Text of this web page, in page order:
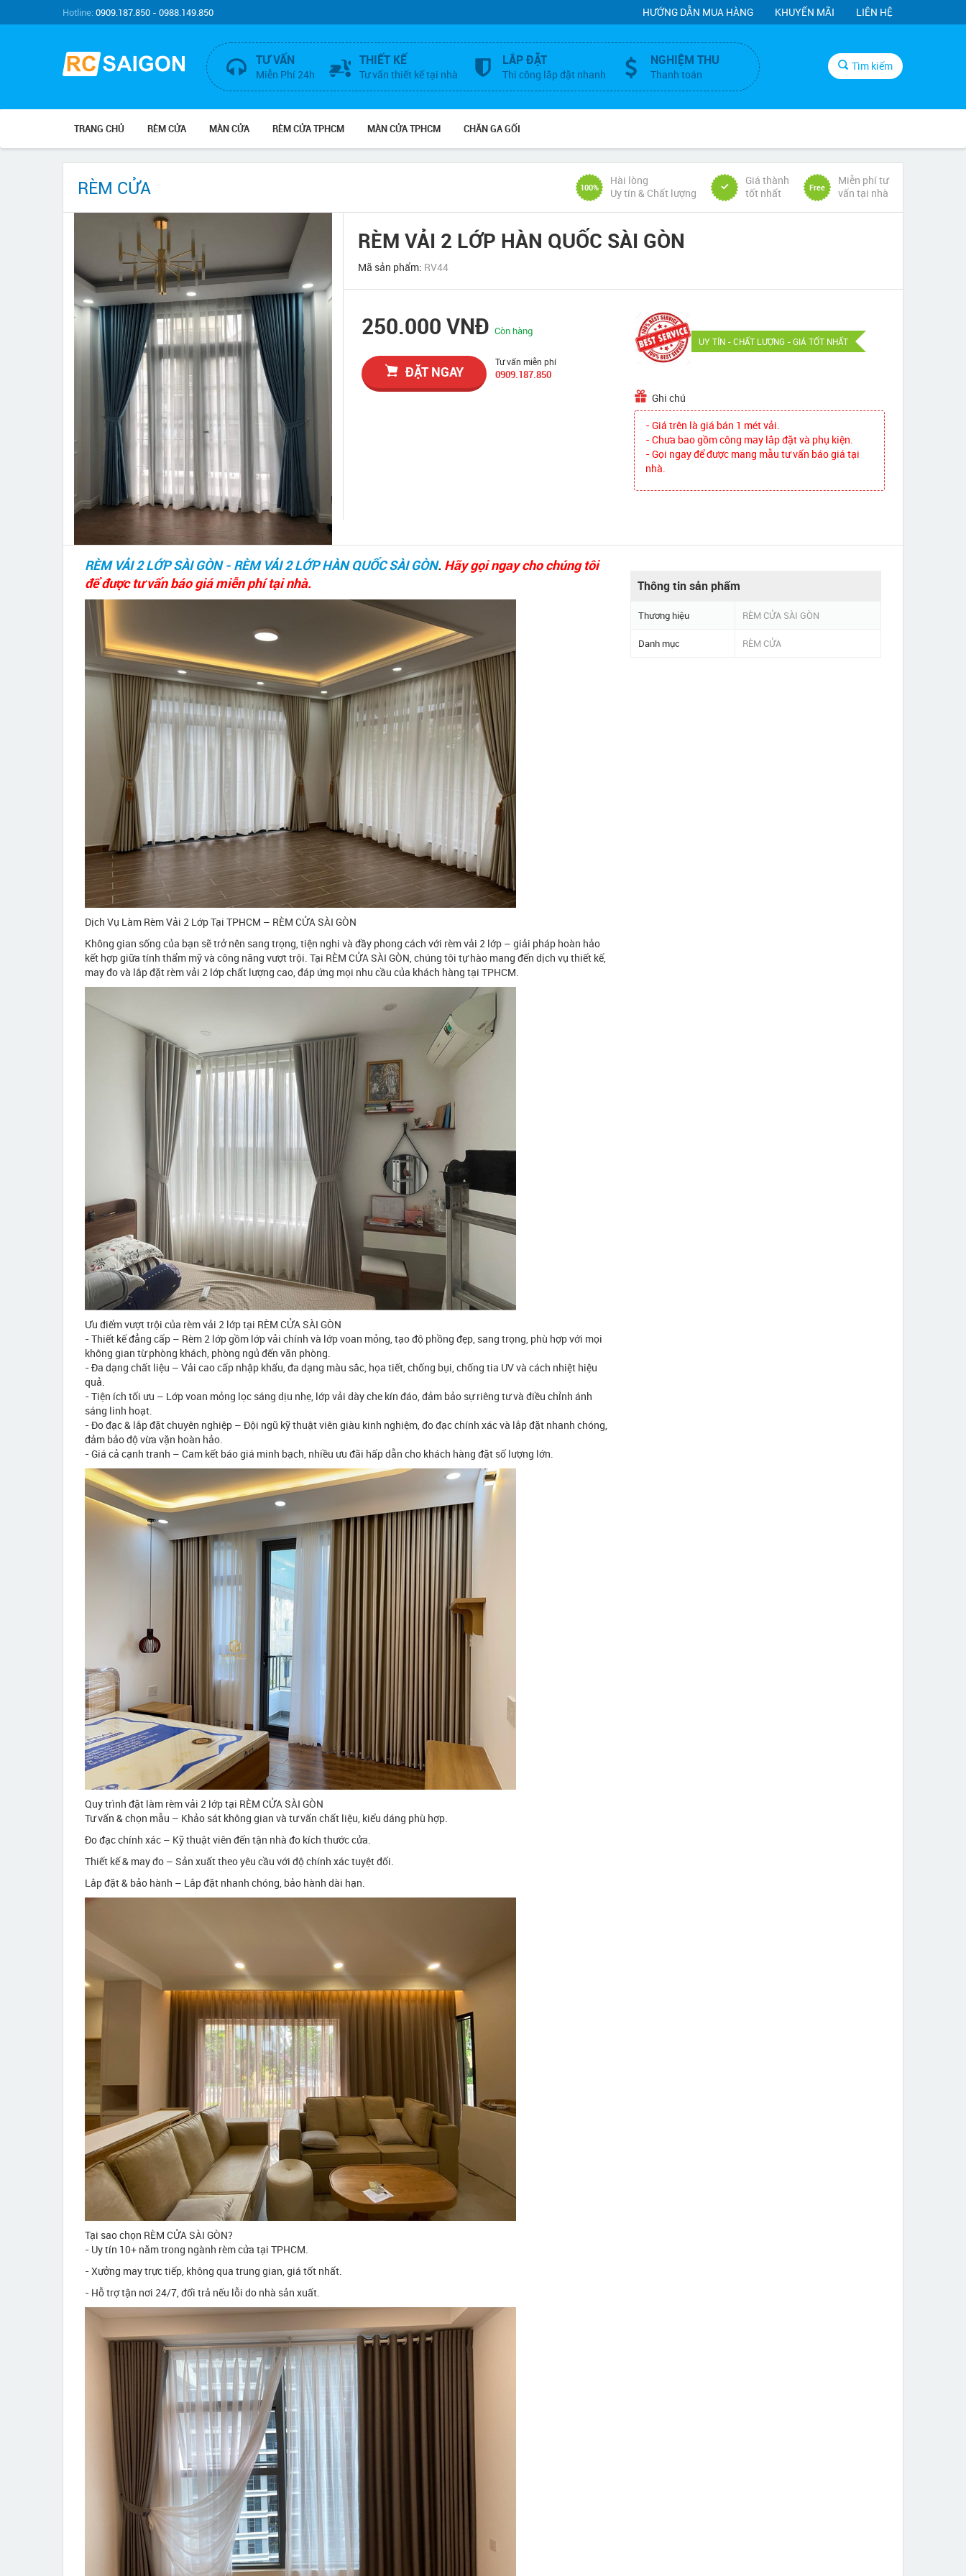
Hotline:0909.187.850 - 0988.149.850 HƯỚNG DẪN MUA HÀNG KHUYẾN MÃI LIÊN HỆ
TƯ VẤN
Miễn Phí 24h
THIẾT KẾ
Tư vấn thiết kế tại nhà
LẮP ĐẶT
Thi công lắp đặt nhanh
NGHIỆM THU
Thanh toán
Tìm kiếm
TRANG CHỦ RÈM CỬA MÀN CỬA RÈM CỬA TPHCM MÀN CỬA TPHCM CHĂN GA GỐI
RÈM CỬA 100%
Hài lòng
Uy tín & Chất lượng
Giá thành
tốt nhất
Free
Miễn phí tư
vấn tại nhà
RÈM VẢI 2 LỚP HÀN QUỐC SÀI GÒN
Mã sản phẩm: RV44
250.000 VNĐCòn hàng
ĐẶT NGAY
Tư vấn miễn phí
0909.187.850
UY TÍN - CHẤT LƯỢNG - GIÁ TỐT NHẤT
Ghi chú
- Giá trên là giá bán 1 mét vải.
- Chưa bao gồm công may lắp đặt và phụ kiện.
- Gọi ngay để được mang mẫu tư vấn báo giá tại
nhà.
RÈM VẢI 2 LỚP SÀI GÒN - RÈM VẢI 2 LỚP HÀN QUỐC SÀI GÒN. Hãy gọi ngay cho chúng tôi
để được tư vấn báo giá miễn phí tại nhà.
Dịch Vụ Làm Rèm Vải 2 Lớp Tại TPHCM – RÈM CỬA SÀI GÒN
Không gian sống của bạn sẽ trở nên sang trọng, tiện nghi và đầy phong cách với rèm vải 2 lớp – giải pháp hoàn hảo
kết hợp giữa tính thẩm mỹ và công năng vượt trội. Tại RÈM CỬA SÀI GÒN, chúng tôi tự hào mang đến dịch vụ thiết kế,
may đo và lắp đặt rèm vải 2 lớp chất lượng cao, đáp ứng mọi nhu cầu của khách hàng tại TPHCM.
Ưu điểm vượt trội của rèm vải 2 lớp tại RÈM CỬA SÀI GÒN
- Thiết kế đẳng cấp – Rèm 2 lớp gồm lớp vải chính và lớp voan mỏng, tạo độ phồng đẹp, sang trọng, phù hợp với mọi
không gian từ phòng khách, phòng ngủ đến văn phòng.
- Đa dạng chất liệu – Vải cao cấp nhập khẩu, đa dạng màu sắc, họa tiết, chống bụi, chống tia UV và cách nhiệt hiệu
quả.
- Tiện ích tối ưu – Lớp voan mỏng lọc sáng dịu nhẹ, lớp vải dày che kín đáo, đảm bảo sự riêng tư và điều chỉnh ánh
sáng linh hoạt.
- Đo đạc & lắp đặt chuyên nghiệp – Đội ngũ kỹ thuật viên giàu kinh nghiệm, đo đạc chính xác và lắp đặt nhanh chóng,
đảm bảo độ vừa vặn hoàn hảo.
- Giá cả cạnh tranh – Cam kết báo giá minh bạch, nhiều ưu đãi hấp dẫn cho khách hàng đặt số lượng lớn.
Quy trình đặt làm rèm vải 2 lớp tại RÈM CỬA SÀI GÒN
Tư vấn & chọn mẫu – Khảo sát không gian và tư vấn chất liệu, kiểu dáng phù hợp.
Đo đạc chính xác – Kỹ thuật viên đến tận nhà đo kích thước cửa.
Thiết kế & may đo – Sản xuất theo yêu cầu với độ chính xác tuyệt đối.
Lắp đặt & bảo hành – Lắp đặt nhanh chóng, bảo hành dài hạn.
Tại sao chọn RÈM CỬA SÀI GÒN?
- Uy tín 10+ năm trong ngành rèm cửa tại TPHCM.
- Xưởng may trực tiếp, không qua trung gian, giá tốt nhất.
- Hỗ trợ tận nơi 24/7, đổi trả nếu lỗi do nhà sản xuất.
Thông tin sản phẩm
Thương hiệu RÈM CỬA SÀI GÒN
Danh mục RÈM CỬA